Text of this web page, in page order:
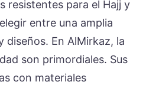
resistentes para el Hajj y
entre una amplia
diseños. En AlMirkaz, la
son primordiales. Sus
con materiales